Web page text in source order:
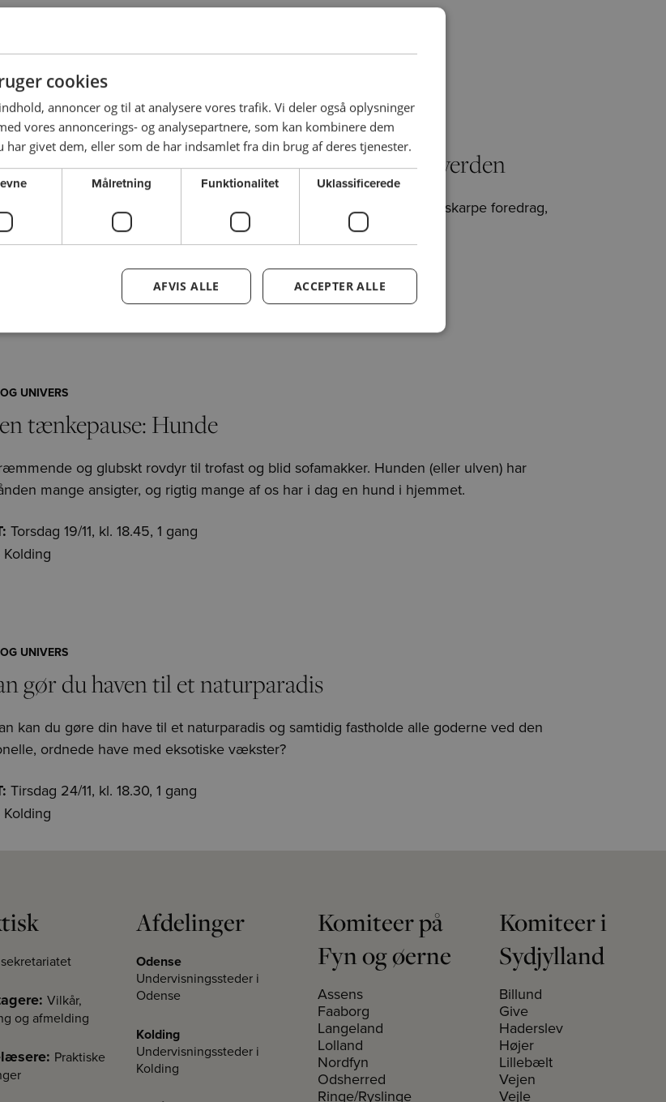
vide! Et kig ind i forskningens forunderlige verden
Line Friis Frederiksen guider os igennem en aften med skarpe foredrag,
samtale i den frie forsknings navn. Vov at vide!
Onsdag 11/11, kl. 19.00
UNIVERS
tænkepause: Hunde
og glubskt rovdyr til trofast og blid sofamakker. Hunden (eller ulven) har
mange ansigter, og rigtig mange af os har i dag en hund i hjemmet.
Torsdag 19/11, kl. 18.45, 1 gang
Kolding
UNIVERS
gør du haven til et naturparadis
kan du gøre din have til et naturparadis og samtidig fastholde alle goderne ved den
ordnede have med eksotiske vækster?
Tirsdag 24/11, kl. 18.30, 1 gang
Kolding
Vilkår,
og afmelding
Praktiske
Afdelinger
Odense
Undervisningssteder i
Odense
Kolding
Undervisningssteder i
Kolding
Komiteer på
Fyn og øerne
Assens
Faaborg
Langeland
Lolland
Nordfyn
Odsherred
Ringe/Ryslinge
Komiteer i
Sydjylland
Billund
Give
Haderslev
Højer
Lillebælt
Vejen
Vejle
cookies
annoncer og til at analysere vores trafik. Vi deler også oplysninger
vores annoncerings- og analysepartnere, som kan kombinere dem
har givet dem, eller som de har indsamlet fra din brug af deres tjenester.
Målretning Funktionalitet Uklassificerede
ACCEPTER ALLE
AFVIS ALLE